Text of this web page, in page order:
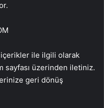
içerikler ile ilgili olarak
üzerinden iletiniz.
geri dönüş